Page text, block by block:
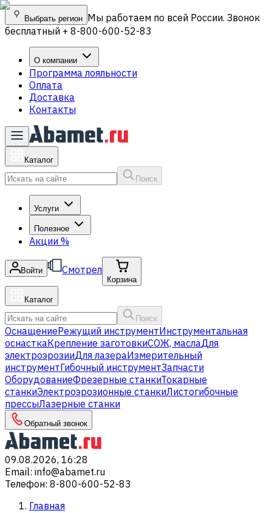
Выбрать регион Мы работаем по всей России. Звонок
бесплатный + 8-800-600-52-83
О компании
Программа лояльности
Оплата
Доставка
Контакты
Каталог
Поиск
Услуги
Полезное
Акции %
Войти Смотрел
Корзина
Каталог
Поиск
ОснащениеРежущий инструментИнструментальная
оснасткаКрепление заготовкиСОЖ, маслаДля
электроэрозииДля лазераИзмерительный
инструментГибочный инструментЗапчасти
ОборудованиеФрезерные станкиТокарные
станкиЭлектроэрозионные станкиЛистогибочные
прессыЛазерные станки
Обратный звонок
09.08.2026, 16:28
Email: info@abamet.ru
Телефон: 8-800-600-52-83
Главная